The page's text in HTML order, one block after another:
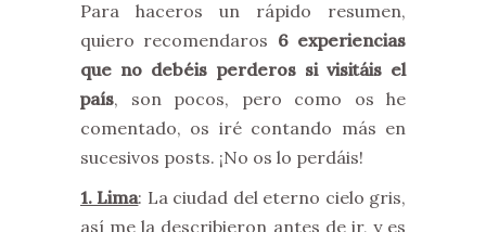
Para haceros un rápido resumen,
quiero recomendaros 6 experiencias
que no debéis perderos si visitáis el
país, son pocos, pero como os he
comentado, os iré contando más en
sucesivos posts. ¡No os lo perdáis!
1. Lima: La ciudad del eterno cielo gris,
así me la describieron antes de ir, y es